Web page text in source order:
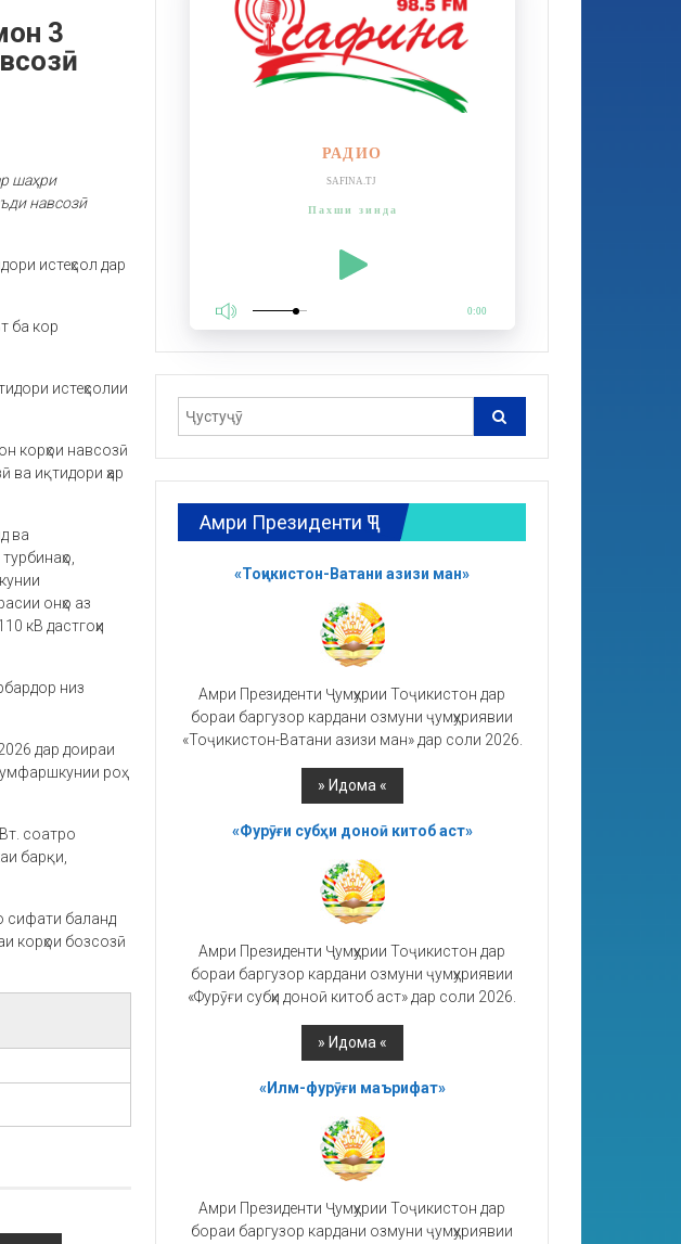
3
шаҳри
навсозӣ
истеҳсол дар
ба кор
истеҳсолии
корҳои навсозӣ
ва иқтидори ҳар
ва
онҳо аз
кВ дастгоҳи
низ
дар доираи
роҳ
соатро
барқи,
сифати баланд
корҳои бозсозӣ
РАДИО
SAFINA.TJ
Пахши зинда
0:00
Амри Президенти ҶТ
«Тоҷикистон-Ватани азизи ман»
Амри Президенти Ҷумҳурии Тоҷикистон дар
бораи баргузор кардани озмуни ҷумҳуриявии
«Тоҷикистон-Ватани азизи ман» дар соли 2026.
«Фурӯғи субҳи доноӣ китоб аст»
Амри Президенти Ҷумҳурии Тоҷикистон дар
бораи баргузор кардани озмуни ҷумҳуриявии
«Фурӯғи субҳи доноӣ китоб аст» дар соли 2026.
«Илм-фурӯғи маърифат»
Амри Президенти Ҷумҳурии Тоҷикистон дар
бораи баргузор кардани озмуни ҷумҳуриявии